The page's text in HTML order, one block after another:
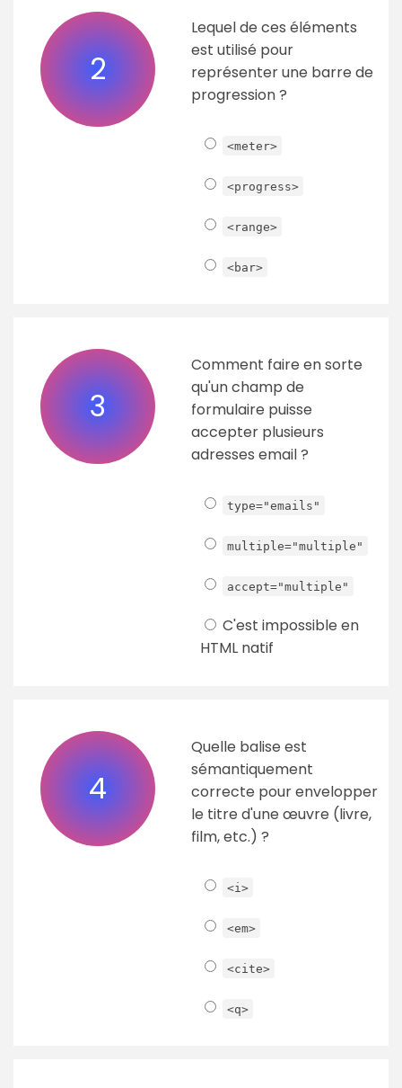
2
Lequel de ces éléments
est utilisé pour
représenter une barre de
progression ?
<meter>
<progress>
<range>
<bar>
3
Comment faire en sorte
qu'un champ de
formulaire puisse
accepter plusieurs
adresses email ?
type="emails"
multiple="multiple"
accept="multiple"
C'est impossible en
HTML natif
4
Quelle balise est
sémantiquement
correcte pour envelopper
le titre d'une œuvre (livre,
film, etc.) ?
<i>
<em>
<cite>
<q>